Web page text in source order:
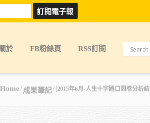
關於 FB粉絲頁 RSS訂閱
Home 成果筆記 [2015年6月-人生十字路口問卷分析